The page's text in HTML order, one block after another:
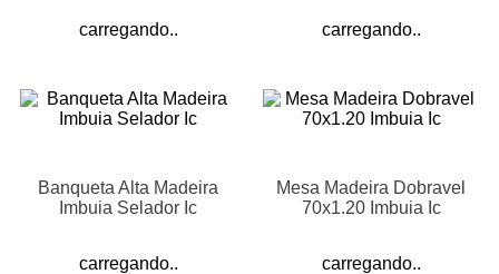
carregando.. carregando..
Banqueta Alta Madeira
Imbuia Selador Ic
carregando..
Mesa Madeira Dobravel
70x1.20 Imbuia Ic
carregando..